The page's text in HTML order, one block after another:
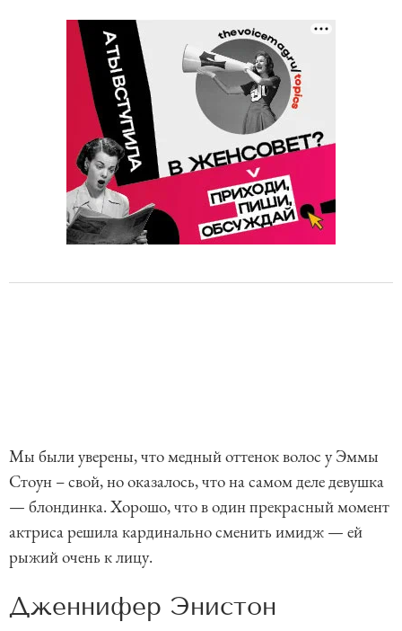
Мы были уверены, что медный оттенок волос у Эммы
Стоун – свой, но оказалось, что на самом деле девушка
— блондинка. Хорошо, что в один прекрасный момент
актриса решила кардинально сменить имидж — ей
рыжий очень к лицу.
Дженнифер Энистон